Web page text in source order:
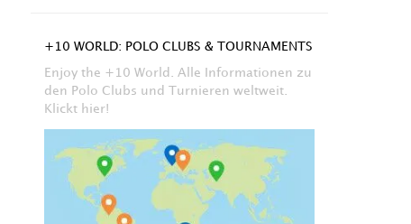
+10 WORLD: POLO CLUBS & TOURNAMENTS
Enjoy the +10 World. Alle Informationen zu
den Polo Clubs und Turnieren weltweit.
Klickt hier!